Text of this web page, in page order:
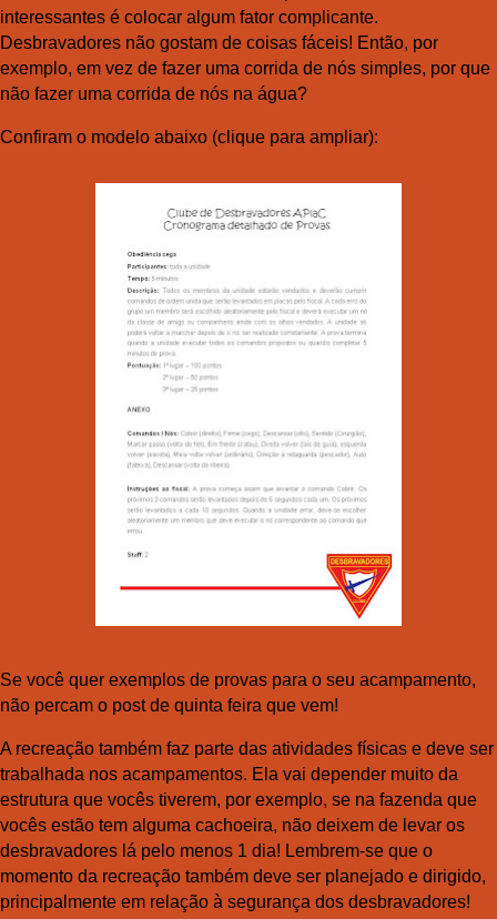
interessantes é colocar algum fator complicante.
Desbravadores não gostam de coisas fáceis! Então, por
exemplo, em vez de fazer uma corrida de nós simples, por que
não fazer uma corrida de nós na água?
Confiram o modelo abaixo (clique para ampliar):
Se você quer exemplos de provas para o seu acampamento,
não percam o post de quinta feira que vem!
A recreação também faz parte das atividades físicas e deve ser
trabalhada nos acampamentos. Ela vai depender muito da
estrutura que vocês tiverem, por exemplo, se na fazenda que
vocês estão tem alguma cachoeira, não deixem de levar os
desbravadores lá pelo menos 1 dia! Lembrem-se que o
momento da recreação também deve ser planejado e dirigido,
principalmente em relação à segurança dos desbravadores!